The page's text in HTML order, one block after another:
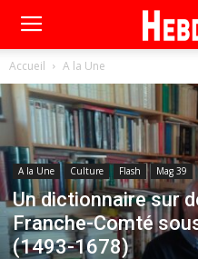
Accueil A la Une
A la Une Culture Flash Mag 39
Un dictionnaire sur
Franche-Comté
(1493-1678)